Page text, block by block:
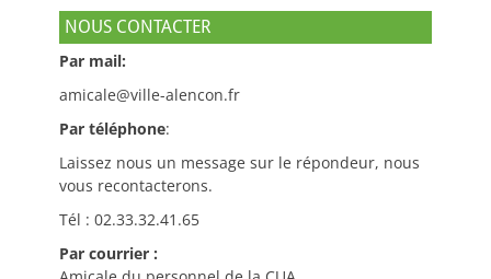
NOUS CONTACTER
Par mail:
amicale@ville-alencon.fr
Par téléphone:
Laissez nous un message sur le répondeur, nous
vous recontacterons.
Tél : 02.33.32.41.65
Par courrier :